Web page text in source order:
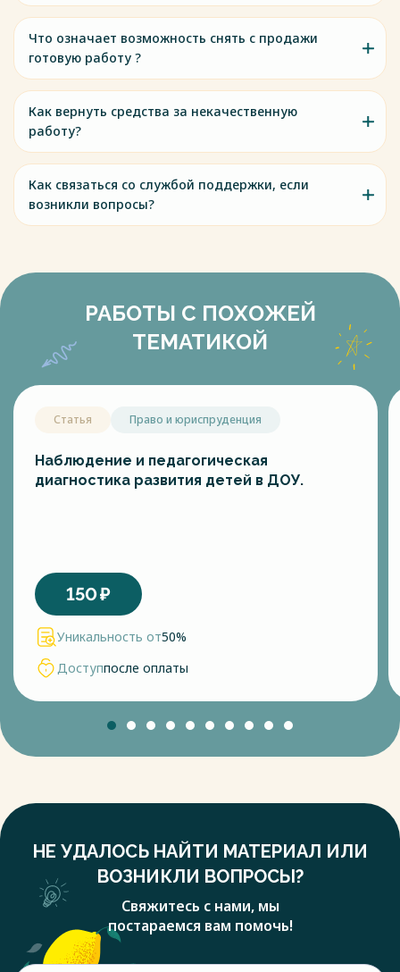
Что означает возможность снять с продажи
готовую работу ?
Как вернуть средства за некачественную
работу?
Как связаться со службой поддержки, если
возникли вопросы?
РАБОТЫ С ПОХОЖЕЙ
ТЕМАТИКОЙ
Статья Право и юриспруденция
Наблюдение и педагогическая
диагностика развития детей в ДОУ.
150₽
Уникальность от50%
Доступпосле оплаты
НЕ УДАЛОСЬ НАЙТИ МАТЕРИАЛ ИЛИ
ВОЗНИКЛИ ВОПРОСЫ?
Свяжитесь с нами, мы
постараемся вам помочь!